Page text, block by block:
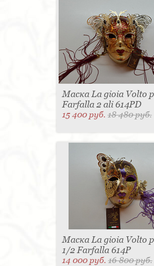
Маска La gioia Volto
Farfalla 2 ali 614PD
15 400 руб.18 480 руб.
Маска La gioia Volto
1/2 Farfalla 614P
14 000 руб.16 800 руб.